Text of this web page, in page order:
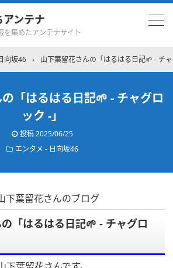
ンテナ
を集めたアンテナサイト
向坂46 › 山下葉留花さんの「はるはる日記🌱 - チ
「はるはる日記🌱 - チャグロ
ック -」
投稿2025/06/25
エンタメ - 日向坂46
下葉留花さんのブログ
「はるはる日記🌱 - チャグロ